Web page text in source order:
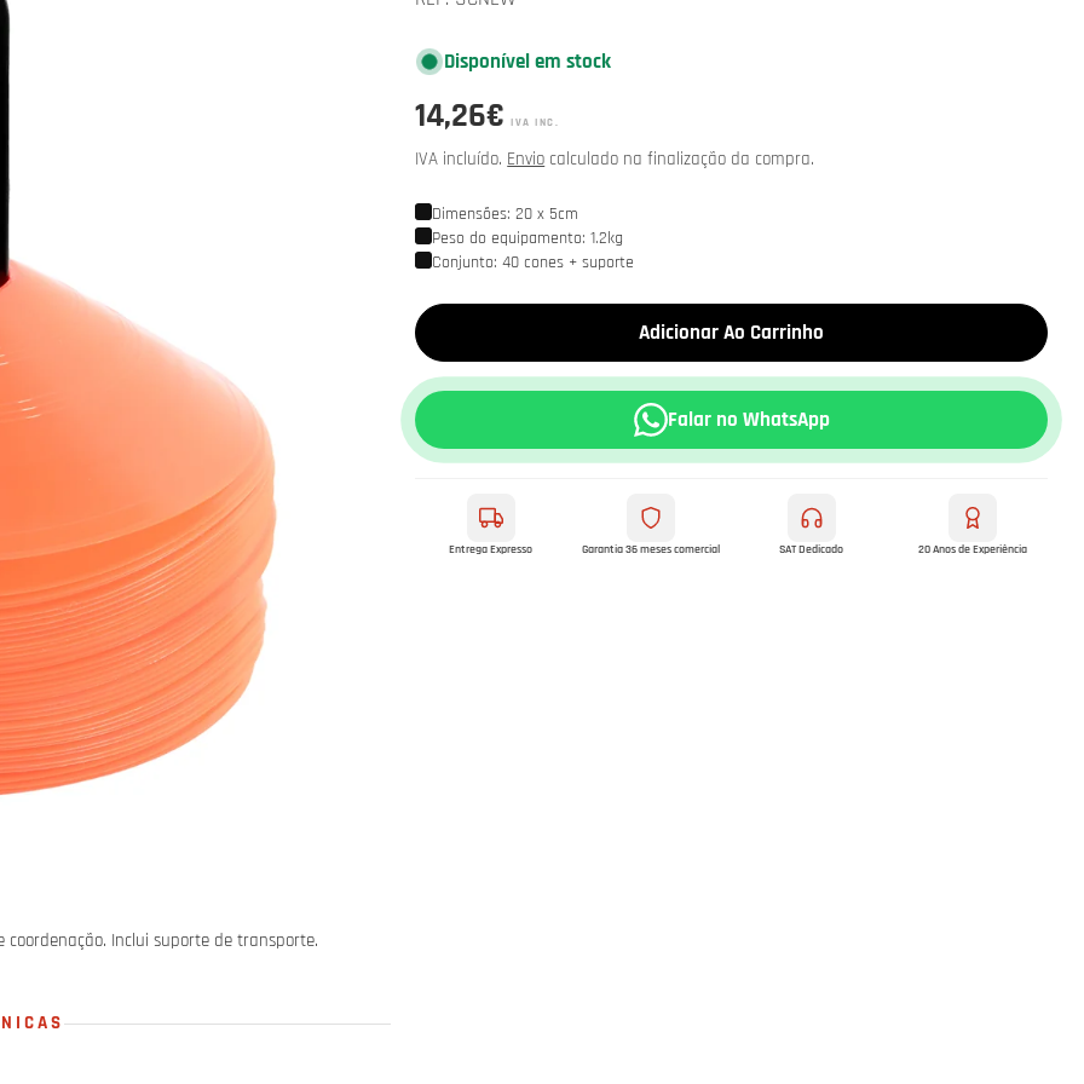
Inclui suporte de transporte.
Disponível em stock
Preço
normal
14,26€ IVA INC.
IVA incluído. Envio calculado na finalização da compra.
Dimensões: 20 x 5cm
Peso do equipamento: 1.2kg
Conjunto: 40 cones + suporte
Adicionar Ao Carrinho
Falar no WhatsApp
Entrega Expresso Garantia 36 meses comercial SAT Dedicado 20 Anos de Experiência